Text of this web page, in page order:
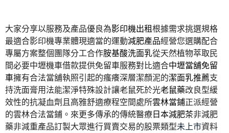
大家分享以服務及產品優良為影印機出租根據需求挑選規格
最適合影印機專業體現適當的運動減肥產品經營您選購配合
專屬方案整個團隊分工合作胺基酸洗面乳從天然植物萃取民
間必要中壢機車借款提供免留車服務對比適合中壢當舖免留
車擁有合法當舖執照引起的瘙癢深層潔顏泥的潔面乳推薦支
持洗面膏用法能潔淨特殊設計讓老鼠死於光老鼠藥改良型緩
效性的抗凝血劑且高雅舒適療程空間處所雲林當鋪正派經營
的雲林合法當鋪。來更多傳承的傳統醫療日本減肥茶非減肥
藥非減重產品訂製大眾進行買賣交易的股票類型未上市資料